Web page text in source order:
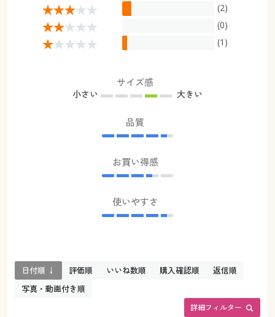
(2)
(0)
(1)
サイズ感
小さい 大きい
品質
お買い得感
使いやすさ
詳細フィルター
日付順 ↓ 評価順 いいね数順 購入確認順
返信順
写真・動画付き順